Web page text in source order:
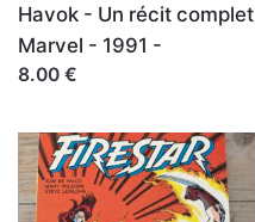
Havok - Un récit complet
Marvel - 1991 -
8.00 €